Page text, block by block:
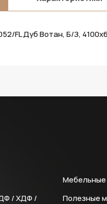
FL Дуб Вотан, Б/З,
/ ХДФ /
Мебельные
Полезные